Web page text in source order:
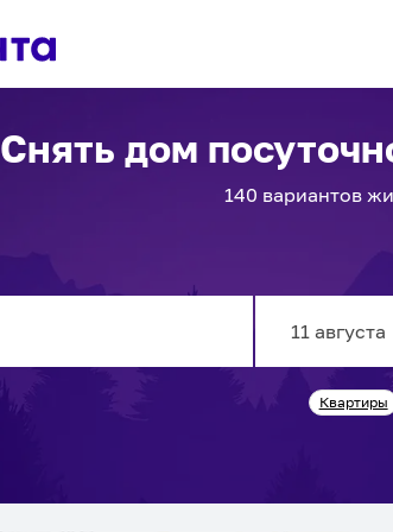
Снять дом
140 вариантов
forwardКвартиры